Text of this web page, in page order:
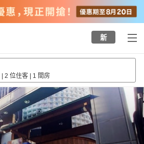
新
| 2 位住客 | 1 間房